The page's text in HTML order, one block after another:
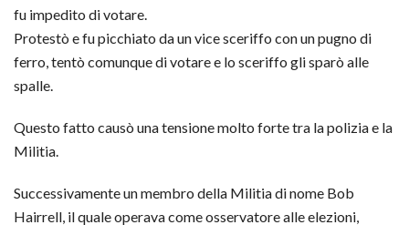
fu impedito di votare.
Protestò e fu picchiato da un vice sceriffo con un pugno di
ferro, tentò comunque di votare e lo sceriffo gli sparò alle
spalle.
Questo fatto causò una tensione molto forte tra la polizia e la
Militia.
Successivamente un membro della Militia di nome Bob
Hairrell, il quale operava come osservatore alle elezioni,